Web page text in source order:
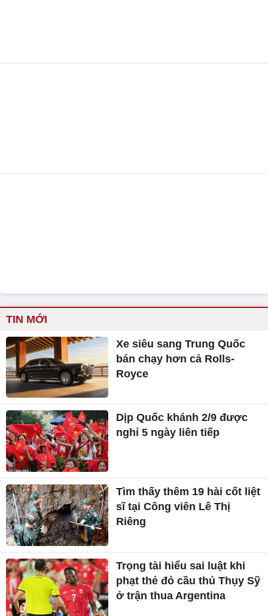
TIN MỚI
Xe siêu sang Trung Quốc
bán chạy hơn cả Rolls-
Royce
Dịp Quốc khánh 2/9 được
nghỉ 5 ngày liên tiếp
Tìm thấy thêm 19 hài cốt liệt
sĩ tại Công viên Lê Thị
Riêng
Trọng tài hiểu sai luật khi
phạt thẻ đỏ cầu thủ Thụy Sỹ
ở trận thua Argentina